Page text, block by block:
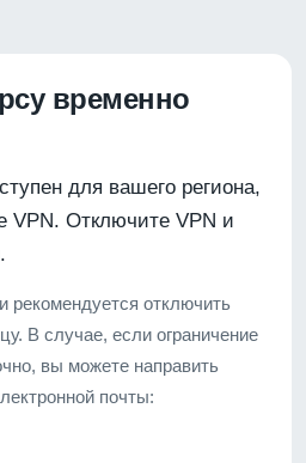
временно
для вашего региона,
VPN. Отключите VPN и
рекомендуется отключить
В случае, если ограничение
вы можете направить
почты: